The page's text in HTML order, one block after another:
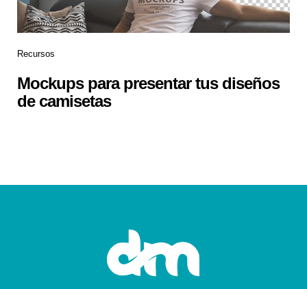
Recursos
Mockups para presentar tus diseños
de camisetas